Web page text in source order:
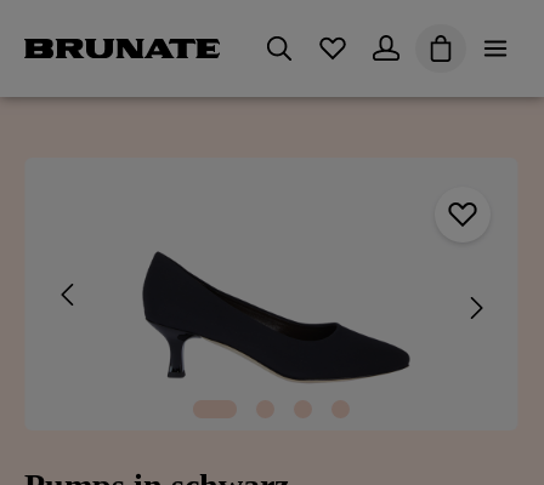
Du hast 0 Produkte auf
Warenkorb